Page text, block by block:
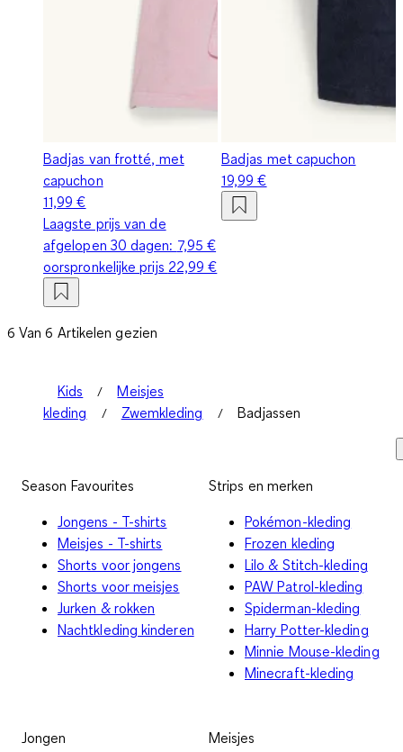
Badjas van frotté, met
capuchon
11,99 €
Laagste prijs van de
afgelopen 30 dagen: 7,95 €
oorspronkelijke prijs 22,99 €
Badjas met capuchon
19,99 €
6 Van 6 Artikelen gezien
Kids
Meisjes
kleding
Zwemkleding Badjassen
Season Favourites
Jongens - T-shirts
Meisjes - T-shirts
Shorts voor jongens
Shorts voor meisjes
Jurken & rokken
Nachtkleding kinderen
Strips en merken
Pokémon-kleding
Frozen kleding
Lilo & Stitch-kleding
PAW Patrol-kleding
Spiderman-kleding
Harry Potter-kleding
Minnie Mouse-kleding
Minecraft-kleding
Jongen
Meisjes